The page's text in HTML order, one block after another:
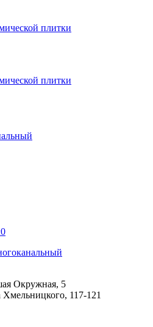
0
Окружная, 5
Хмельницкого, 117-121